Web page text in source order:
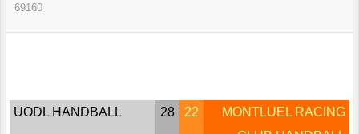
69160
UODL HANDBALL 28 22
MONTLUEL RACING